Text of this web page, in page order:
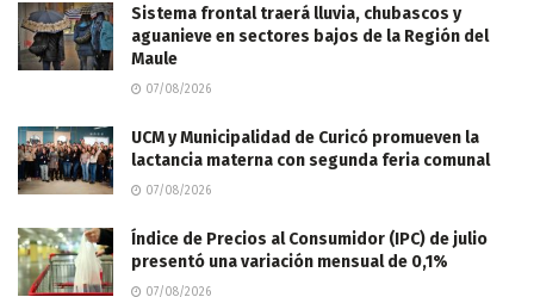
Sistema frontal traerá lluvia, chubascos y
aguanieve en sectores bajos de la Región del
Maule
07/08/2026
UCM y Municipalidad de Curicó promueven la
lactancia materna con segunda feria comunal
07/08/2026
Índice de Precios al Consumidor (IPC) de julio
presentó una variación mensual de 0,1%
07/08/2026